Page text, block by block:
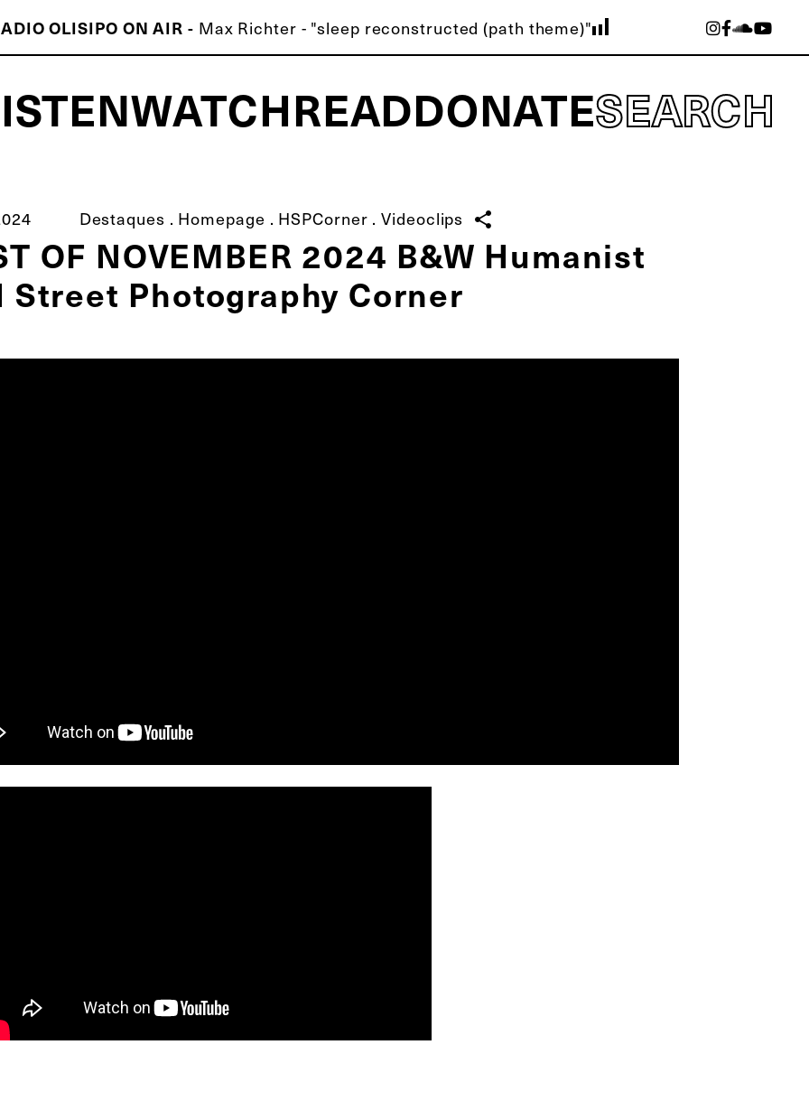
OLISIPO ON AIR - Max Richter - "sleep reconstructed (path theme)"
WATCHREADDONATESEARCH
Destaques . Homepage . HSPCorner .Videoclips share
OF NOVEMBER 2024 B&W Humanist
Street Photography Corner